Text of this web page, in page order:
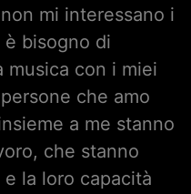
mi interessano i
bisogno di
musica con i miei
che amo
a me stanno
che stanno
la loro capacità